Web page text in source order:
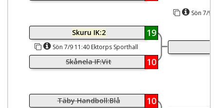
Skuru IK:2 19
Sön 7/9 11:40 Ektorps Sporthall
Skånela IF:Vit 10
Täby Handboll:Blå 10
Sön 7/9